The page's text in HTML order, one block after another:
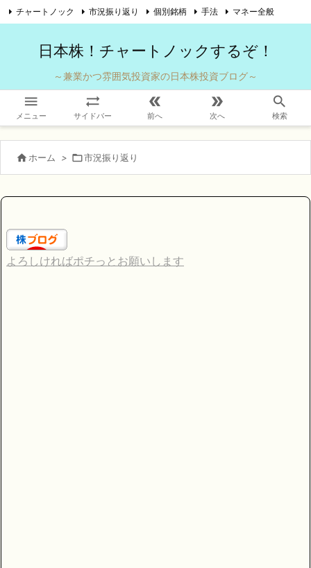
日本株！チャートノックするぞ！
～兼業かつ雰囲気投資家の日本株投資ブログ～

メニュー

サイドバー

前へ

次へ

検索
チャートノック 市況振り返り 個別銘柄 手法 マネー全般
 ホーム > 市況振り返り
よろしければポチっとお願いします